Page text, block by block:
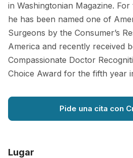
in Washingtonian Magazine.
he has been named one of
Surgeons by the Consumer’s
America and recently received
Compassionate Doctor
Choice Award for the fifth year
Pide una cita con
Lugar